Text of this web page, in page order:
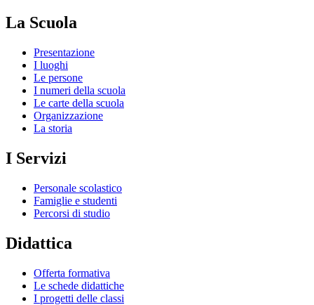
La Scuola
Presentazione
I luoghi
Le persone
I numeri della scuola
Le carte della scuola
Organizzazione
La storia
I Servizi
Personale scolastico
Famiglie e studenti
Percorsi di studio
Didattica
Offerta formativa
Le schede didattiche
I progetti delle classi